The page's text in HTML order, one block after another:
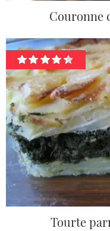
Couronne
Tourte